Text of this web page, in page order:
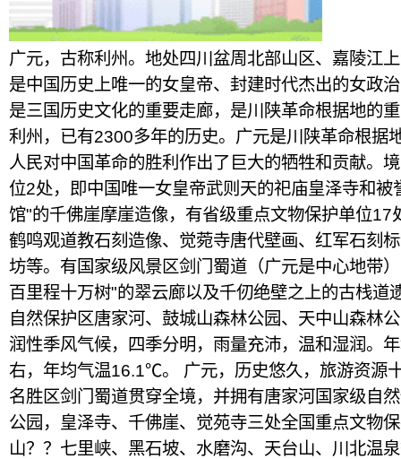
广元，古称利州。地处四川盆周北部山区、嘉陵江
是中国历史上唯一的女皇帝、封建时代杰出的女政
是三国历史文化的重要走廊，是川陕革命根据地的
利州，已有2300多年的历史。广元是川陕革命根据
人民对中国革命的胜利作出了巨大的牺牲和贡献。
位2处，即中国唯一女皇帝武则天的祀庙皇泽寺和被
馆"的千佛崖摩崖造像，有省级重点文物保护单位17
鹤鸣观道教石刻造像、觉菀寺唐代壁画、红军石刻
坊等。有国家级风景区剑门蜀道（广元是中心地带
百里程十万树"的翠云廊以及千仞绝壁之上的古栈道
自然保护区唐家河、鼓城山森林公园、天中山森林
润性季风气候，四季分明，雨量充沛，温和湿润。
右，年均气温16.1℃。 广元，历史悠久，旅游资源
名胜区剑门蜀道贯穿全境，并拥有唐家河国家级自
公园，皇泽寺、千佛崖、觉苑寺三处全国重点文物
山？？七里峡、黑石坡、水磨沟、天台山、川北温